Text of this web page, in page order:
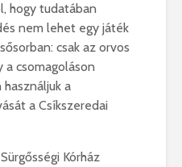
hogy tudatában
nem lehet egy játék
csak az orvos
csomagoláson
a
a Csíkszeredai
Kórház